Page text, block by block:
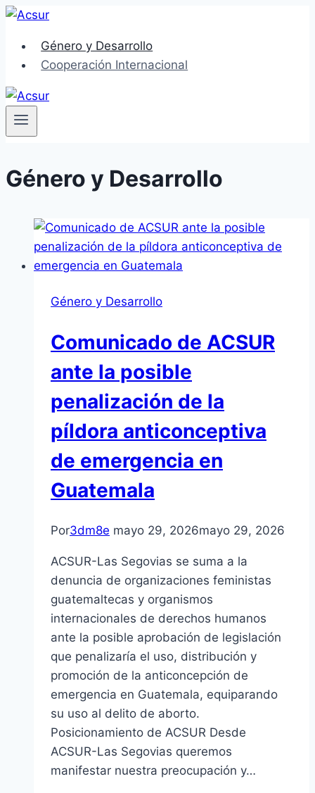
Saltar
contenidoGénero y Desarrollo
Cooperación Internacional
Género y Desarrollo
Género y Desarrollo
Comunicado de ACSUR
ante la posible
penalización de la
píldora anticonceptiva
de emergencia en
Guatemala
Por3dm8e mayo 29, 2026mayo 29, 2026
ACSUR-Las Segovias se suma a la
denuncia de organizaciones feministas
guatemaltecas y organismos
internacionales de derechos humanos
ante la posible aprobación de legislación
que penalizaría el uso, distribución y
promoción de la anticoncepción de
emergencia en Guatemala, equiparando
su uso al delito de aborto.
Posicionamiento de ACSUR Desde
ACSUR-Las Segovias queremos
manifestar nuestra preocupación y…